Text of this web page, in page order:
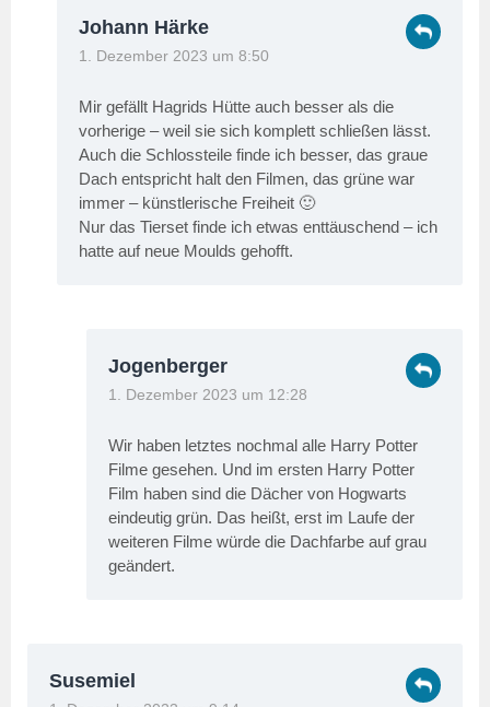
Johann Härke
1. Dezember 2023 um 8:50
Mir gefällt Hagrids Hütte auch besser als die
vorherige – weil sie sich komplett schließen lässt.
Auch die Schlossteile finde ich besser, das graue
Dach entspricht halt den Filmen, das grüne war
immer – künstlerische Freiheit 🙂
Nur das Tierset finde ich etwas enttäuschend – ich
hatte auf neue Moulds gehofft.
Jogenberger
1. Dezember 2023 um 12:28
Wir haben letztes nochmal alle Harry Potter
Filme gesehen. Und im ersten Harry Potter
Film haben sind die Dächer von Hogwarts
eindeutig grün. Das heißt, erst im Laufe der
weiteren Filme würde die Dachfarbe auf grau
geändert.
Susemiel